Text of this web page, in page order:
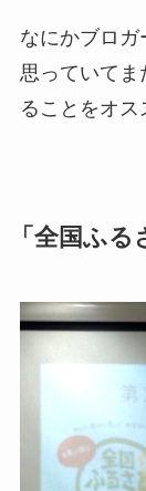
なにかブロガ
思っていて
ることをオス
「全国ふ